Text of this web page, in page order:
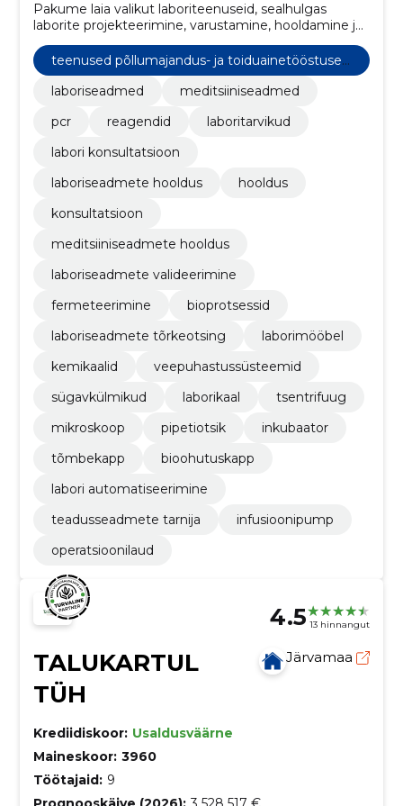
Pakume laia valikut laboriteenuseid, sealhulgas
laborite projekteerimine, varustamine, hooldamine ja
konsultatsioon.
teenused põllumajandus- ja toiduainetööstusel
e
laboriseadmed
meditsiiniseadmed
pcr
reagendid
laboritarvikud
labori konsultatsioon
laboriseadmete hooldus
hooldus
konsultatsioon
meditsiiniseadmete hooldus
laboriseadmete valideerimine
fermeteerimine
bioprotsessid
laboriseadmete tõrkeotsing
laborimööbel
kemikaalid
veepuhastussüsteemid
sügavkülmikud
laborikaal
tsentrifuug
mikroskoop
pipetiotsik
inkubaator
tõmbekapp
bioohutuskapp
labori automatiseerimine
teadusseadmete tarnija
infusioonipump
operatsioonilaud
4.5 13 hinnangut
TALUKARTUL
TÜH
Järvamaa
Krediidiskoor: Usaldusväärne
Maineskoor: 3960
Töötajaid: 9